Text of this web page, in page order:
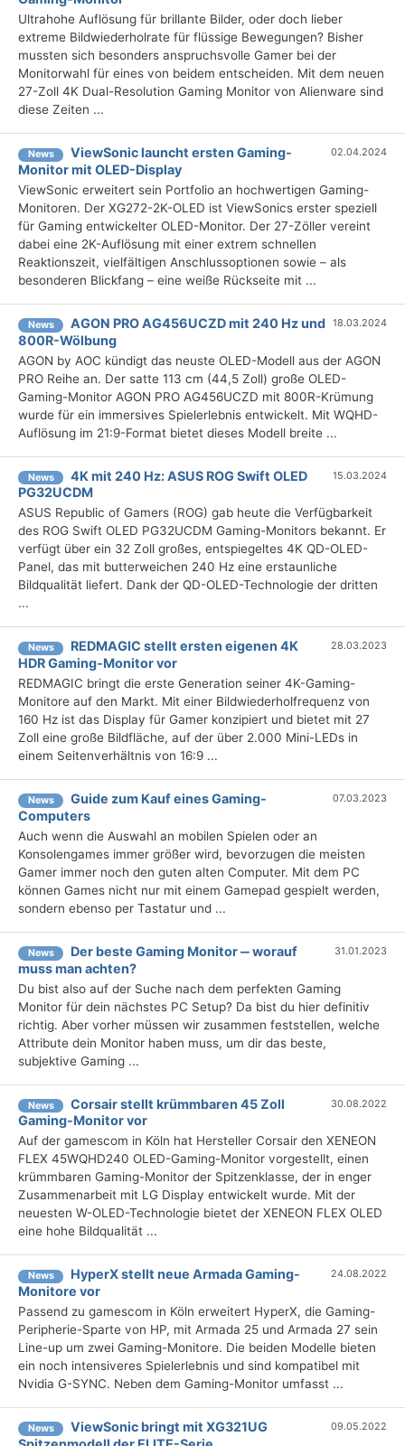
Ultrahohe Auflösung für brillante Bilder, oder doch lieber
extreme Bildwiederholrate für flüssige Bewegungen? Bisher
mussten sich besonders anspruchsvolle Gamer bei der
Monitorwahl für eines von beidem entscheiden. Mit dem neuen
27-Zoll 4K Dual-Resolution Gaming Monitor von Alienware sind
diese Zeiten ...
News
ViewSonic launcht ersten Gaming-
Monitor mit OLED-Display
02.04.2024
ViewSonic erweitert sein Portfolio an hochwertigen Gaming-
Monitoren. Der XG272-2K-OLED ist ViewSonics erster speziell
für Gaming entwickelter OLED-Monitor. Der 27-Zöller vereint
dabei eine 2K-Auflösung mit einer extrem schnellen
Reaktionszeit, vielfältigen Anschlussoptionen sowie – als
besonderen Blickfang – eine weiße Rückseite mit ...
News
AGON PRO AG456UCZD mit 240 Hz und
800R-Wölbung
18.03.2024
AGON by AOC kündigt das neuste OLED-Modell aus der AGON
PRO Reihe an. Der satte 113 cm (44,5 Zoll) große OLED-
Gaming-Monitor AGON PRO AG456UCZD mit 800R-Krümung
wurde für ein immersives Spielerlebnis entwickelt. Mit WQHD-
Auflösung im 21:9-Format bietet dieses Modell breite ...
News
4K mit 240 Hz: ASUS ROG Swift OLED
PG32UCDM
15.03.2024
ASUS Republic of Gamers (ROG) gab heute die Verfügbarkeit
des ROG Swift OLED PG32UCDM Gaming-Monitors bekannt. Er
verfügt über ein 32 Zoll großes, entspiegeltes 4K QD-OLED-
Panel, das mit butterweichen 240 Hz eine erstaunliche
Bildqualität liefert. Dank der QD-OLED-Technologie der dritten
...
News
REDMAGIC stellt ersten eigenen 4K
HDR Gaming-Monitor vor
28.03.2023
REDMAGIC bringt die erste Generation seiner 4K-Gaming-
Monitore auf den Markt. Mit einer Bildwiederholfrequenz von
160 Hz ist das Display für Gamer konzipiert und bietet mit 27
Zoll eine große Bildfläche, auf der über 2.000 Mini-LEDs in
einem Seitenverhältnis von 16:9 ...
News
Guide zum Kauf eines Gaming-
Computers
07.03.2023
Auch wenn die Auswahl an mobilen Spielen oder an
Konsolengames immer größer wird, bevorzugen die meisten
Gamer immer noch den guten alten Computer. Mit dem PC
können Games nicht nur mit einem Gamepad gespielt werden,
sondern ebenso per Tastatur und ...
News
Der beste Gaming Monitor ‒ worauf
muss man achten?
31.01.2023
Du bist also auf der Suche nach dem perfekten Gaming
Monitor für dein nächstes PC Setup? Da bist du hier definitiv
richtig. Aber vorher müssen wir zusammen feststellen, welche
Attribute dein Monitor haben muss, um dir das beste,
subjektive Gaming ...
News
Corsair stellt krümmbaren 45 Zoll
Gaming-Monitor vor
30.08.2022
Auf der gamescom in Köln hat Hersteller Corsair den XENEON
FLEX 45WQHD240 OLED-Gaming-Monitor vorgestellt, einen
krümmbaren Gaming-Monitor der Spitzenklasse, der in enger
Zusammenarbeit mit LG Display entwickelt wurde. Mit der
neuesten W-OLED-Technologie bietet der XENEON FLEX OLED
eine hohe Bildqualität ...
News
HyperX stellt neue Armada Gaming-
Monitore vor
24.08.2022
Passend zu gamescom in Köln erweitert HyperX, die Gaming-
Peripherie-Sparte von HP, mit Armada 25 und Armada 27 sein
Line-up um zwei Gaming-Monitore. Die beiden Modelle bieten
ein noch intensiveres Spielerlebnis und sind kompatibel mit
Nvidia G-SYNC. Neben dem Gaming-Monitor umfasst ...
News
ViewSonic bringt mit XG321UG
09.05.2022